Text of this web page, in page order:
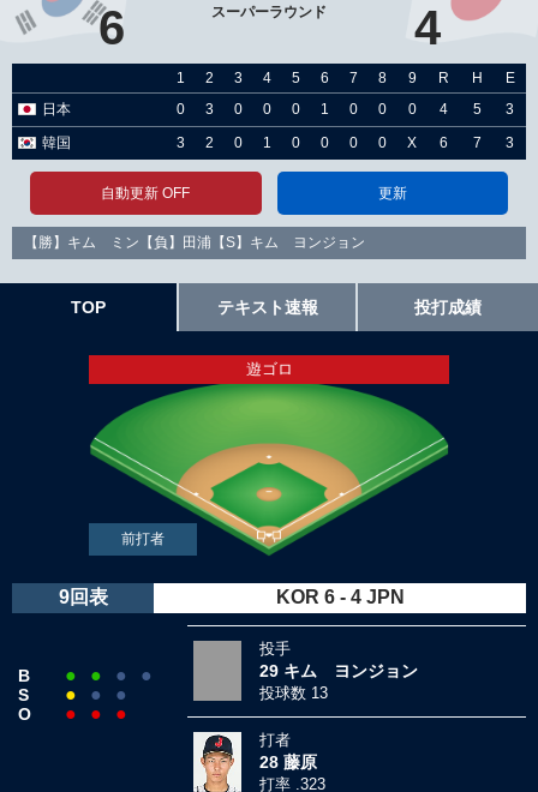
6 スーパーラウンド 4
1 2 3 4 5 6 7 8 9 R H
E
日本
0 3 0 0 0 1 0 0 0 4 5
3
韓国
3 2 0 1 0 0 0 0 X 6 7 3
自動更新 OFF 更新
【勝】キム ミン【負】田浦【S】キム ヨンジョン
TOP テキスト速報 投打成績